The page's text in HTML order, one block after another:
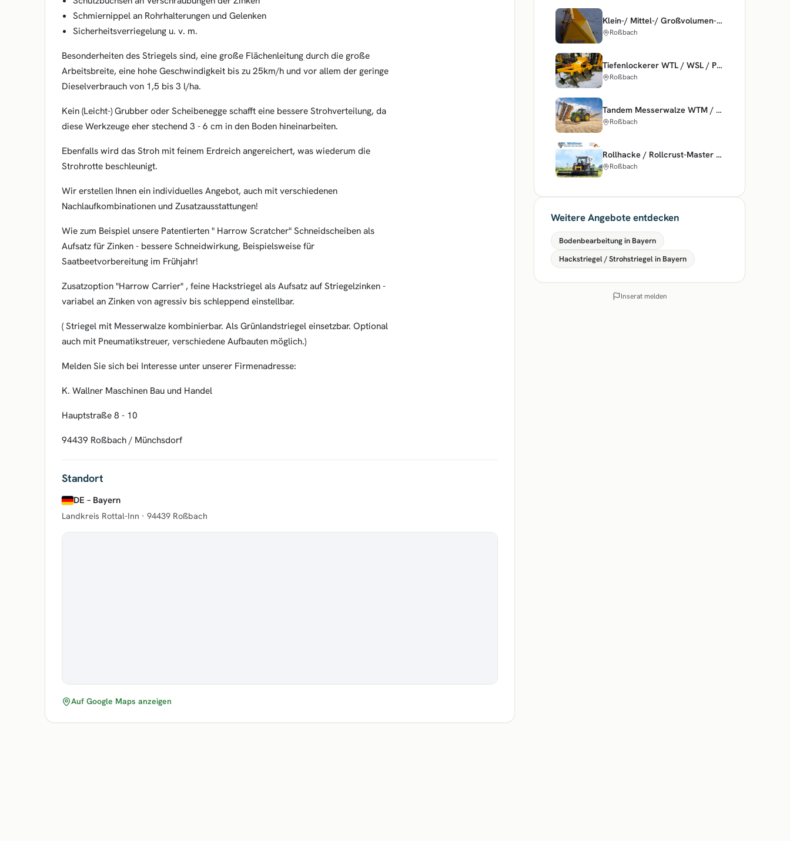
Schmiernippel an Rohrhalterungen und Gelenken
Sicherheitsverriegelung u. v. m.
Besonderheiten des Striegels sind, eine große Flächenleitung durch die große
Arbeitsbreite, eine hohe Geschwindigkeit bis zu 25km/h und vor allem der geringe
Dieselverbrauch von 1,5 bis 3 l/ha.
Kein (Leicht-) Grubber oder Scheibenegge schafft eine bessere Strohverteilung, da
diese Werkzeuge eher stechend 3 - 6 cm in den Boden hineinarbeiten.
Ebenfalls wird das Stroh mit feinem Erdreich angereichert, was wiederum die
Strohrotte beschleunigt.
Wir erstellen Ihnen ein individuelles Angebot, auch mit verschiedenen
Nachlaufkombinationen und Zusatzausstattungen!
Wie zum Beispiel unsere Patentierten " Harrow Scratcher" Schneidscheiben als
Aufsatz für Zinken - bessere Schneidwirkung, Beispielsweise für
Saatbeetvorbereitung im Frühjahr!
Zusatzoption "Harrow Carrier" , feine Hackstriegel als Aufsatz auf Striegelzinken -
variabel an Zinken von agressiv bis schleppend einstellbar.
( Striegel mit Messerwalze kombinierbar. Als Grünlandstriegel einsetzbar. Optional
auch mit Pneumatikstreuer, verschiedene Aufbauten möglich.)
Melden Sie sich bei Interesse unter unserer Firmenadresse:
K. Wallner Maschinen Bau und Handel
Hauptstraße 8 - 10
94439 Roßbach / Münchsdorf
Standort
DE – Bayern
Landkreis Rottal-Inn · 94439 Roßbach
Auf Google Maps anzeigen
Klein-/ Mittel-/ Großvolumen-/ Staplerhochkipp-/ Staplerschaufel
Roßbach
Tiefenlockerer WTL / WSL / Plow Master
Roßbach
Tandem Messerwalze WTM / Double Cuttingmaster
Roßbach
Rollhacke / Rollcrust-Master WRM
Roßbach
Weitere Angebote entdecken
Bodenbearbeitung in Bayern
Hackstriegel / Strohstriegel in Bayern
Inserat melden